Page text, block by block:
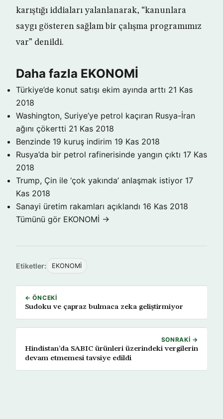
karıştığı iddiaları yalanlanarak, “kanunlara
saygı gösteren sağlam bir çalışma programımız
var” denildi.
Daha fazla EKONOMİ
Türkiye’de konut satışı ekim ayında arttı 21 Kas
2018
Washington, Suriye’ye petrol kaçıran Rusya-İran
ağını çökertti 21 Kas 2018
Benzinde 19 kuruş indirim 19 Kas 2018
Rusya’da bir petrol rafinerisinde yangın çıktı 17 Kas
2018
Trump, Çin ile ‘çok yakında’ anlaşmak istiyor 17
Kas 2018
Sanayi üretim rakamları açıklandı 16 Kas 2018
Tümünü gör EKONOMİ →
Etiketler: EKONOMİ
← ÖNCEKI
Sudoku ve çapraz bulmaca zeka geliştirmiyor
SONRAKI →
Hindistan’da SABIC ürünleri üzerindeki vergilerin
devam etmemesi tavsiye edildi